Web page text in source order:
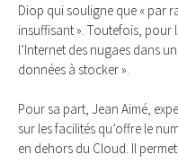
Diop qui souligne que « par
insuffisant ». Toutefois, pour
l’Internet des nugaes dans
données à stocker ».
Pour sa part, Jean Aimé,
sur les facilités qu’offre le
en dehors du Cloud. Il